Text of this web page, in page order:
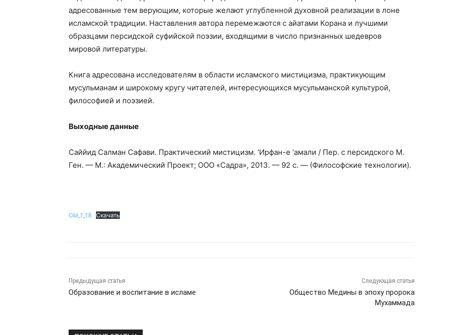
адресованные тем верующим, которые желают углубленной духовной реализации в лоне
исламской традиции. Наставления автора перемежаются с айатами Корана и лучшими
образцами персидской суфийской поэзии, входящими в число признанных шедевров
мировой литературы.
Книга адресована исследователям в области исламского мистицизма, практикующим
мусульманам и широкому кругу читателей, интересующихся мусульманской культурой,
философией и поэзией.
Выходные данные
Саййид Салман Сафави. Практический мистицизм. ‘Ирфан-е ‘амали / Пер. с персидского М.
Ген. — М.: Академический Проект; ООО «Садра», 2013. — 92 с. — (Философские технологии).
Obl_1_18 Скачать
Предыдущая статья
Образование и воспитание в исламе
Следующая статья
Общество Медины в эпоху пророка
Мухаммада